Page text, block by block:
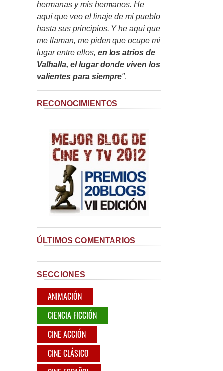
hermanas y mis hermanos. He
aquí que veo el linaje de mi pueblo
hasta sus principios. Y he aquí que
me llaman, me piden que ocupe mi
lugar entre ellos, en los atrios de
Valhalla, el lugar donde viven los
valientes para siempre".
RECONOCIMIENTOS
ÚLTIMOS COMENTARIOS
SECCIONES
ANIMACIÓN
CIENCIA FICCIÓN
CINE ACCIÓN
CINE CLÁSICO